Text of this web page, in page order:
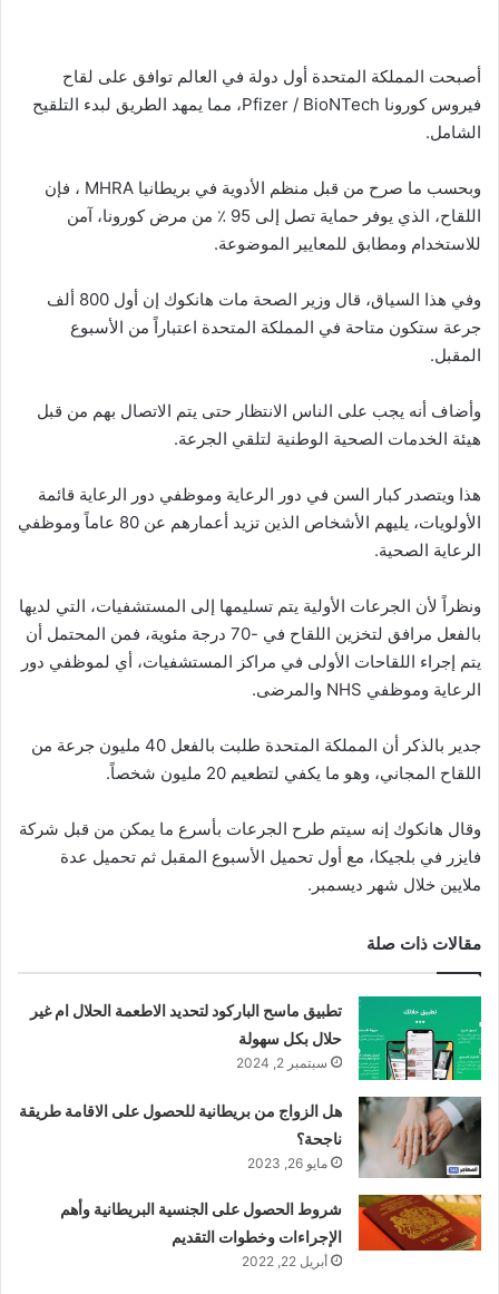
أصبحت المملكة المتحدة أول دولة في العالم توافق على لقاح
فيروس كورونا Pfizer / BioNTech، مما يمهد الطريق لبدء التلقيح
الشامل.
وبحسب ما صرح من قبل منظم الأدوية في بريطانيا MHRA ، فإن
اللقاح، الذي يوفر حماية تصل إلى 95 ٪ من مرض كورونا، آمن
للاستخدام ومطابق للمعايير الموضوعة.
وفي هذا السياق، قال وزير الصحة مات هانكوك إن أول 800 ألف
جرعة ستكون متاحة في المملكة المتحدة اعتباراً من الأسبوع
المقبل.
وأضاف أنه يجب على الناس الانتظار حتى يتم الاتصال بهم من قبل
هيئة الخدمات الصحية الوطنية لتلقي الجرعة.
هذا ويتصدر كبار السن في دور الرعاية وموظفي دور الرعاية قائمة
الأولويات، يليهم الأشخاص الذين تزيد أعمارهم عن 80 عاماً وموظفي
الرعاية الصحية.
ونظراً لأن الجرعات الأولية يتم تسليمها إلى المستشفيات، التي لديها
بالفعل مرافق لتخزين اللقاح في -70 درجة مئوية، فمن المحتمل أن
يتم إجراء اللقاحات الأولى في مراكز المستشفيات، أي لموظفي دور
الرعاية وموظفي NHS والمرضى.
جدير بالذكر أن المملكة المتحدة طلبت بالفعل 40 مليون جرعة من
اللقاح المجاني، وهو ما يكفي لتطعيم 20 مليون شخصاً.
وقال هانكوك إنه سيتم طرح الجرعات بأسرع ما يمكن من قبل شركة
فايزر في بلجيكا، مع أول تحميل الأسبوع المقبل ثم تحميل عدة
ملايين خلال شهر ديسمبر.
مقالات ذات صلة
تطبيق ماسح الباركود لتحديد الاطعمة الحلال ام غير
حلال بكل سهولة
سبتمبر 2, 2024
هل الزواج من بريطانية للحصول على الاقامة طريقة
ناجحة؟
مايو 26, 2023
شروط الحصول على الجنسية البريطانية وأهم
الإجراءات وخطوات التقديم
أبريل 22, 2022